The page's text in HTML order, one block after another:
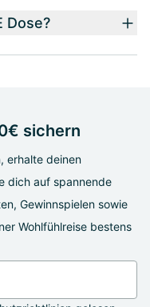
Dose?
sichern
erhalte deinen
dich auf spannende
Gewinnspielen sowie
Wohlfühlreise bestens